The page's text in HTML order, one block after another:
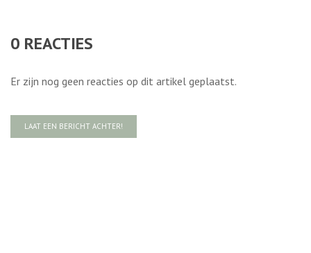
0 REACTIES
Er zijn nog geen reacties op dit artikel geplaatst.
LAAT EEN BERICHT ACHTER!